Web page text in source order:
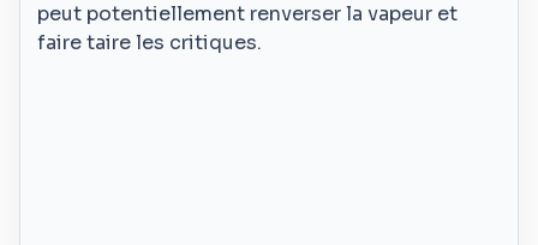
peut potentiellement renverser la vapeur et
faire taire les critiques.